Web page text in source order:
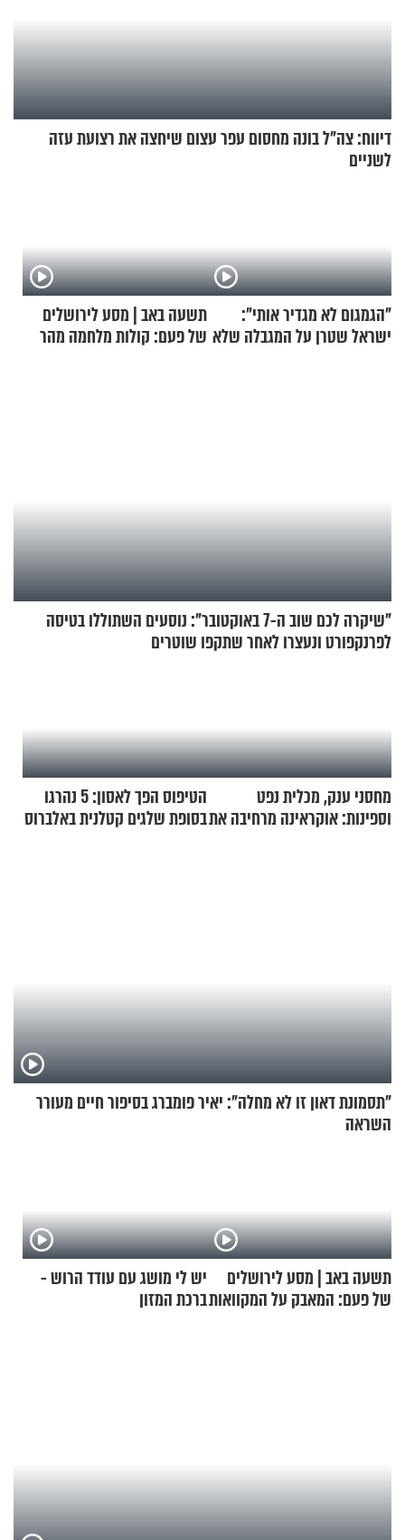
דיווח: צה"ל בונה מחסום עפר עצום שיחצה את רצועת עזה
לשניים
"הגמגום לא מגדיר אותי":
ישראל שטרן על המגבלה שלא
תשעה באב | מסע לירושלים
של פעם: קולות מלחמה מהר
"שיקרה לכם שוב ה-7 באוקטובר": נוסעים השתוללו בטיסה
לפרנקפורט ונעצרו לאחר שתקפו שוטרים
מחסני ענק, מכלית נפט
וספינות: אוקראינה מרחיבה את
הטיפוס הפך לאסון: 5 נהרגו
בסופת שלגים קטלנית באלברוס
"תסמונת דאון זו לא מחלה": יאיר פומברג בסיפור חיים מעורר
השראה
תשעה באב | מסע לירושלים
של פעם: המאבק על המקוואות
יש לי מושג עם עודד הרוש -
ברכת המזון